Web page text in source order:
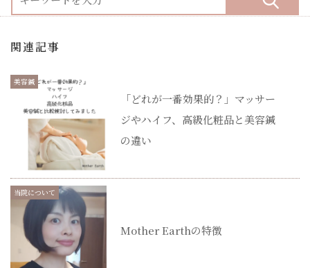
関連記事
美容鍼
「どれが一番効果的？」マッサー
ジやハイフ、高級化粧品と美容鍼
の違い
当院について
Mother Earthの特徴